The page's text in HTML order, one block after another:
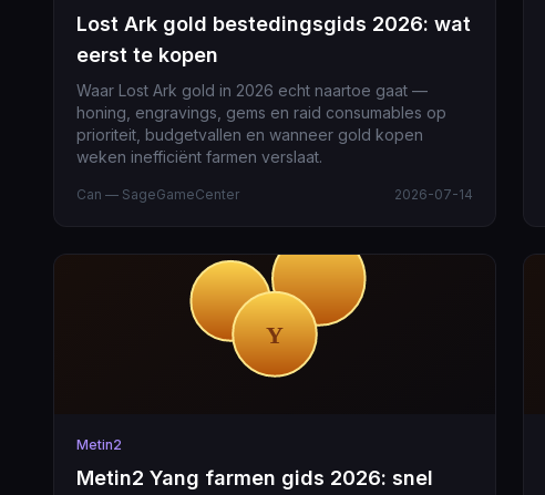
Lost Ark gold bestedingsgids 2026: wat
eerst te kopen
Waar Lost Ark gold in 2026 echt naartoe gaat —
honing, engravings, gems en raid consumables op
prioriteit, budgetvallen en wanneer gold kopen
weken inefficiënt farmen verslaat.
Can — SageGameCenter 2026-07-14
Metin2
Metin2 Yang farmen gids 2026: snel